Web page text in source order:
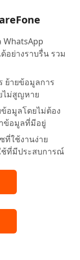
WhatsApp
อย่างราบรื่น รวม
ย้ายข้อมูลการ
ไม่สูญหาย
อมูลโดยไม่ต้อง
ข้อมูลที่มีอยู่
ที่ใช้งานง่าย
ช้ที่มีประสบการณ์